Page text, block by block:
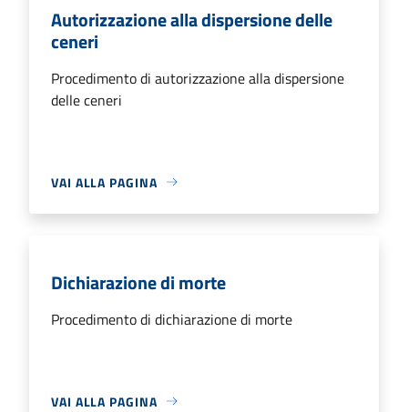
Autorizzazione alla dispersione delle
ceneri
Procedimento di autorizzazione alla dispersione
delle ceneri
VAI ALLA PAGINA
Dichiarazione di morte
Procedimento di dichiarazione di morte
VAI ALLA PAGINA